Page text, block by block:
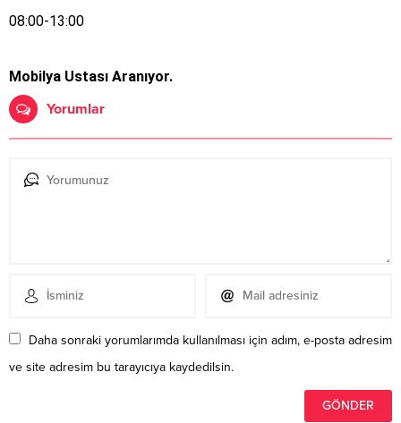
08:00-13:00
Mobilya Ustası Aranıyor.
Yorumlar
Daha sonraki yorumlarımda kullanılması için adım, e-posta adresim
ve site adresim bu tarayıcıya kaydedilsin.